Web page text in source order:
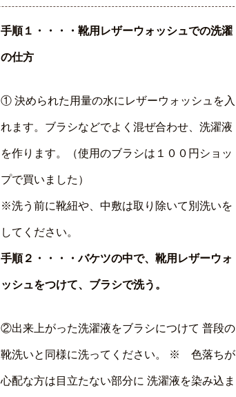
手順１・・・・靴用レザーウォッシュでの洗濯
の仕方
① 決められた用量の水にレザーウォッシュを入
れます。ブラシなどでよく混ぜ合わせ、洗濯液
を作ります。（使用のブラシは１００円ショッ
プで買いました）
※洗う前に靴紐や、中敷は取り除いて別洗いを
してください。
手順２・・・・バケツの中で、靴用レザーウォ
ッシュをつけて、ブラシで洗う。
②出来上がった洗濯液をブラシにつけて 普段の
靴洗いと同様に洗ってください。 ※ 色落ちが
心配な方は目立たない部分に 洗濯液を染み込ま